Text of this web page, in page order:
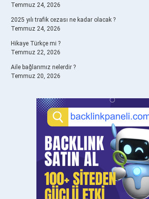
Temmuz 24, 2026
2025 yılı trafik cezası ne kadar olacak ?
Temmuz 24, 2026
Hikaye Türkçe mi ?
Temmuz 22, 2026
Aile bağlarımız nelerdir ?
Temmuz 20, 2026